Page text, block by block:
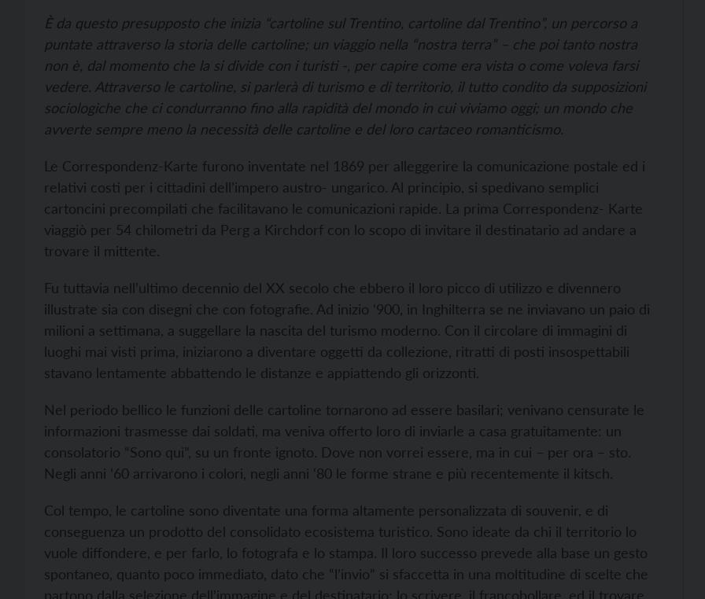
È da questo presupposto che inizia “cartoline sul Trentino, cartoline dal Trentino”, un percorso a
puntate attraverso la storia delle cartoline; un viaggio nella “nostra terra” – che poi tanto nostra
non è, dal momento che la si divide con i turisti -, per capire come era vista o come voleva farsi
vedere. Attraverso le cartoline, si parlerà di turismo e di territorio, il tutto condito da supposizioni
sociologiche che ci condurranno fino alla rapidità del mondo in cui viviamo oggi; un mondo che
avverte sempre meno la necessità delle cartoline e del loro cartaceo romanticismo.
Le Correspondenz-Karte furono inventate nel 1869 per alleggerire la comunicazione postale ed i
relativi costi per i cittadini dell’impero austro- ungarico. Al principio, si spedivano semplici
cartoncini precompilati che facilitavano le comunicazioni rapide. La prima Correspondenz- Karte
viaggiò per 54 chilometri da Perg a Kirchdorf con lo scopo di invitare il destinatario ad andare a
trovare il mittente.
Fu tuttavia nell’ultimo decennio del XX secolo che ebbero il loro picco di utilizzo e divennero
illustrate sia con disegni che con fotografie. Ad inizio ‘900, in Inghilterra se ne inviavano un paio di
milioni a settimana, a suggellare la nascita del turismo moderno. Con il circolare di immagini di
luoghi mai visti prima, iniziarono a diventare oggetti da collezione, ritratti di posti insospettabili
stavano lentamente abbattendo le distanze e appiattendo gli orizzonti.
Nel periodo bellico le funzioni delle cartoline tornarono ad essere basilari; venivano censurate le
informazioni trasmesse dai soldati, ma veniva offerto loro di inviarle a casa gratuitamente: un
consolatorio “Sono qui”, su un fronte ignoto. Dove non vorrei essere, ma in cui – per ora – sto.
Negli anni ’60 arrivarono i colori, negli anni ‘80 le forme strane e più recentemente il kitsch.
Col tempo, le cartoline sono diventate una forma altamente personalizzata di souvenir, e di
conseguenza un prodotto del consolidato ecosistema turistico. Sono ideate da chi il territorio lo
vuole diffondere, e per farlo, lo fotografa e lo stampa. Il loro successo prevede alla base un gesto
spontaneo, quanto poco immediato, dato che “l’invio” si sfaccetta in una moltitudine di scelte che
partono dalla selezione dell’immagine e del destinatario; lo scrivere, il francobollare, ed il trovare